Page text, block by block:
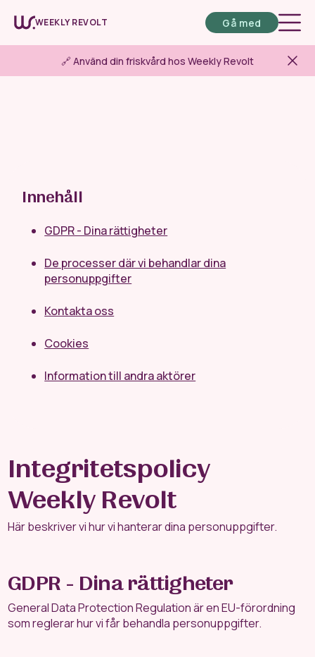
WEEKLY REVOLT Gå med
🔗 Använd din friskvård hos Weekly Revolt
Innehåll
GDPR - Dina rättigheter
De processer där vi behandlar dina
personuppgifter
Kontakta oss
Cookies
Information till andra aktörer
Integritetspolicy
Weekly Revolt
Här beskriver vi hur vi hanterar dina personuppgifter.
GDPR - Dina rättigheter
General Data Protection Regulation är en EU-förordning
som reglerar hur vi får behandla personuppgifter.